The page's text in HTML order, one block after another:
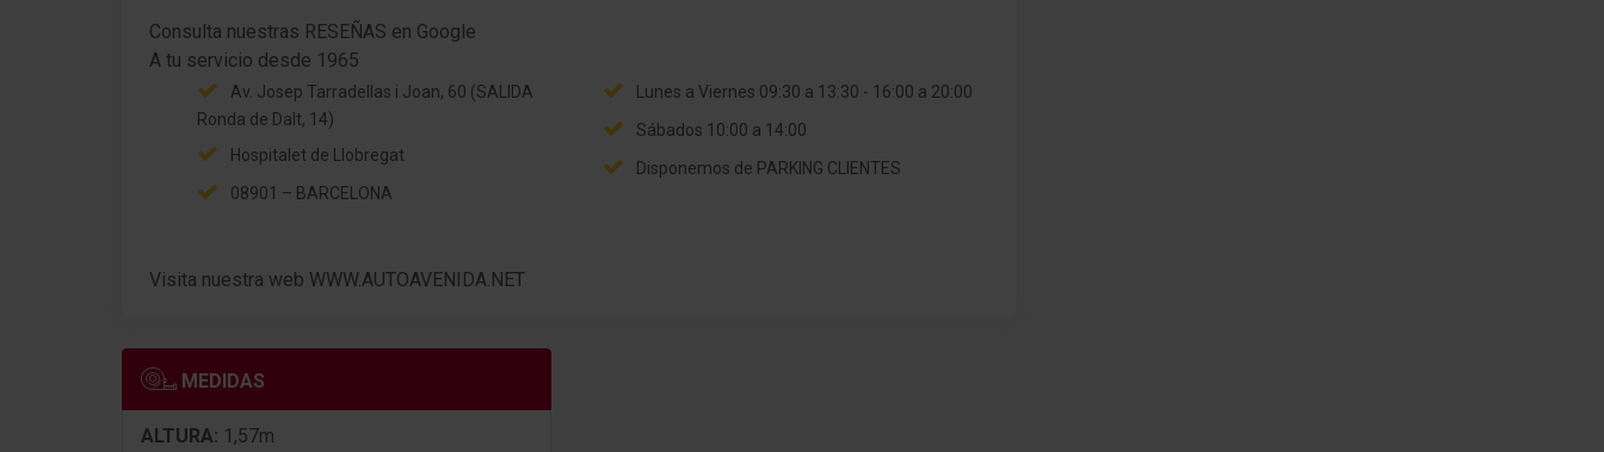
Volkswagen Media Control y App-Connect /
MirrorLink
Active Info-Display (Cockpit digital)
Indicador control neumáticos
Airbag conductor/acompañante, Airbag del
Airbag acompañante Desconectable
detrás incl. Airbag lateral delante
peatones
distancia (ACC incl. Función Stop&Go)
Consulta nuestras RESEÑAS en Google
Av. Josep Tarradellas i Joan, 60 (SALIDA
Ronda de Dalt, 14)
Hospitalet de Llobregat
08901 – BARCELONA
Lunes a Viernes 09:30 a 13:30 - 16:00 a 20:00
Sábados 10:00 a 14:00
Disponemos de PARKING CLIENTES
Visita nuestra web WWW.AUTOAVENIDA.NET
MEDIDAS
ALTURA: 1,57m